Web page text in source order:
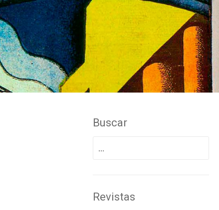
Buscar
Revistas